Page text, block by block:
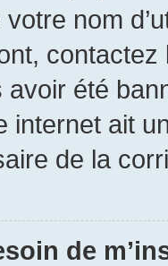
nom
été
internet ait
de la
de